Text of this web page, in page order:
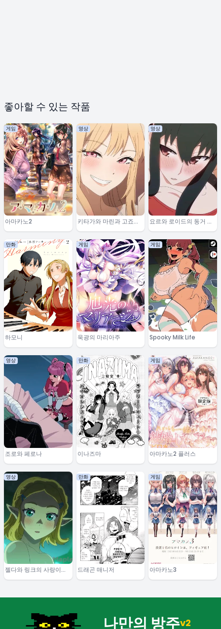
좋아할 수 있는 작품
게임
아마카노2
영상
키타가와 마린과 고죠의
일상
영상
요르와 로이드의 동거 이
야기 2
만화
하모니
게임
욱광의 마리아주
게임
Spooky Milk Life
영상
조로와 페로나
만화
이나즈마
게임
아마카노2 플러스
영상
젤다와 링크의 사랑이야
기
만화
드래곤 매니저
게임
아마카노3
나만의 방주v2